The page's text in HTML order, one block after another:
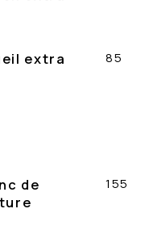
extra
85
de
155